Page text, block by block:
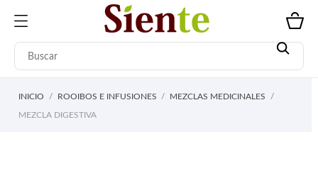
INICIO ROOIBOS E INFUSIONES MEZCLAS MEDICINALES
MEZCLA DIGESTIVA